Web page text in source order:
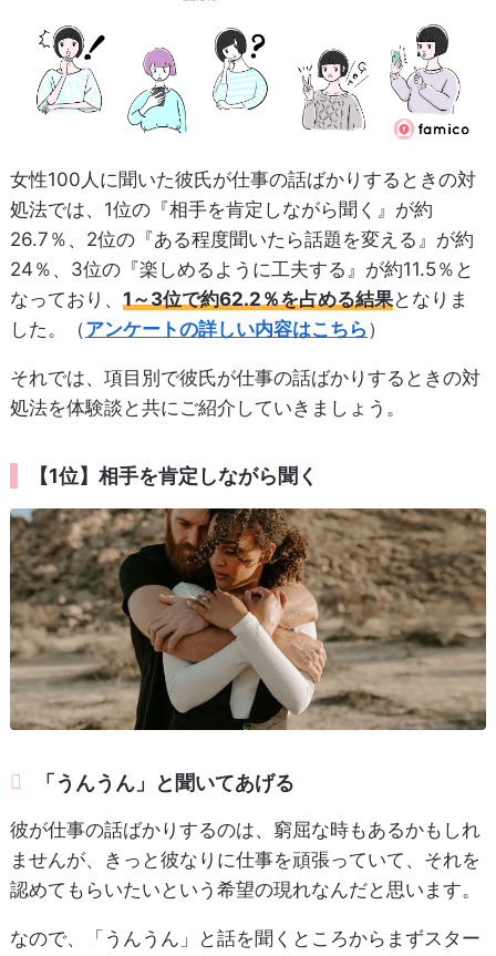
女性100人に聞いた彼氏が仕事の話ばかりするときの対
処法では、1位の『相手を肯定しながら聞く』が約
26.7％、2位の『ある程度聞いたら話題を変える』が約
24％、3位の『楽しめるように工夫する』が約11.5％と
なっており、 1～3位で約62.2％を占める結果となりま
した。（アンケートの詳しい内容はこちら ）
それでは、項目別で彼氏が仕事の話ばかりするときの対
処法を体験談と共にご紹介していきましょう。
【1位】相手を肯定しながら聞く
「うんうん」と聞いてあげる
彼が仕事の話ばかりするのは、窮屈な時もあるかもしれ
ませんが、きっと彼なりに仕事を頑張っていて、それを
認めてもらいたいという希望の現れなんだと思います。
なので、「うんうん」と話を聞くところからまずスター